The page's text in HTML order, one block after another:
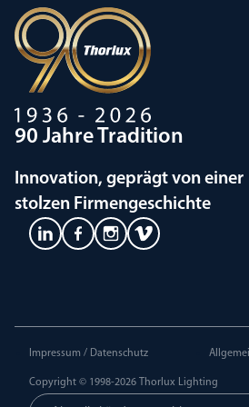
90 Jahre Tradition
Innovation, geprägt von einer
stolzen Firmengeschichte
Impressum / Datenschutz
Copyright © 1998-2026 Thorlux Lighting